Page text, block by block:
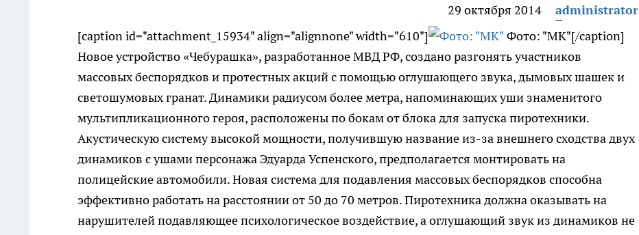
29 октября 2014
administrator
[caption id="attachment_15934" align="alignnone" width="610"]
Фото: "МК"[/caption]
Новое устройство «Чебурашка», разработанное МВД РФ, создано разгонять участников
массовых беспорядков и протестных акций с помощью оглушающего звука, дымовых шашек и
светошумовых гранат. Динамики радиусом более метра, напоминающих уши знаменитого
мультипликационного героя, расположены по бокам от блока для запуска пиротехники.
Акустическую систему высокой мощности, получившую название из-за внешнего сходства двух
динамиков с ушами персонажа Эдуарда Успенского, предполагается монтировать на
полицейские автомобили. Новая система для подавления массовых беспорядков способна
эффективно работать на расстоянии от 50 до 70 метров. Пиротехника должна оказывать на
нарушителей подавляющее психологическое воздействие, а оглушающий звук из динамиков не